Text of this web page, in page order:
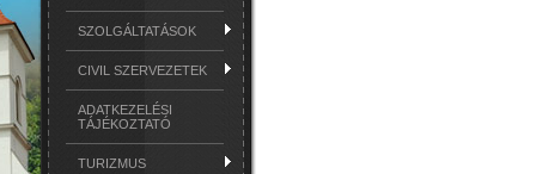
SZOLGÁLTATÁSOK
CIVIL SZERVEZETEK
ADATKEZELÉSI
TÁJÉKOZTATÓ
TURIZMUS